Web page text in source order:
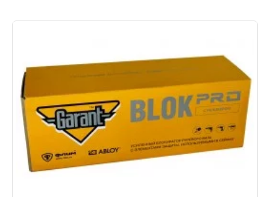
на оси.
BLOK PROувеличена толщина диска-
. Теперь время высверливания
сверлом или коронкой увеличилось в
несколько раз.
Подробнее про замки Garant BLOK PRO в
нашем обзоре